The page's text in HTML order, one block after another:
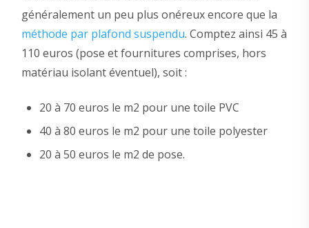
généralement un peu plus onéreux encore que la
méthode par plafond suspendu. Comptez ainsi 45 à
110 euros (pose et fournitures comprises, hors
matériau isolant éventuel), soit :
20 à 70 euros le m2 pour une toile PVC
40 à 80 euros le m2 pour une toile polyester
20 à 50 euros le m2 de pose.